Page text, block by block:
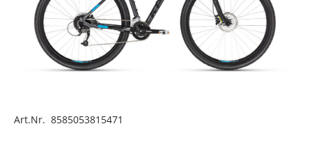
Art.Nr. 8585053815471